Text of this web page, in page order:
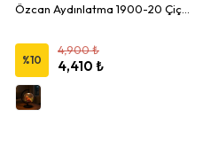
%10
4,900 ₺
4,410 ₺